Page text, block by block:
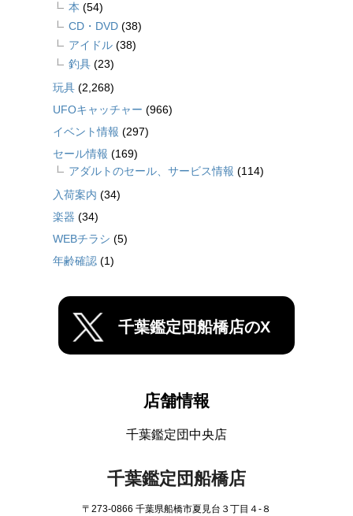
本 (54)
CD・DVD (38)
アイドル (38)
釣具 (23)
玩具 (2,268)
UFOキャッチャー (966)
イベント情報 (297)
セール情報 (169)
アダルトのセール、サービス情報 (114)
入荷案内 (34)
楽器 (34)
WEBチラシ (5)
年齢確認 (1)
千葉鑑定団船橋店のX
店舗情報
千葉鑑定団中央店
千葉鑑定団船橋店
〒273-0866 千葉県船橋市夏見台３丁目４-８